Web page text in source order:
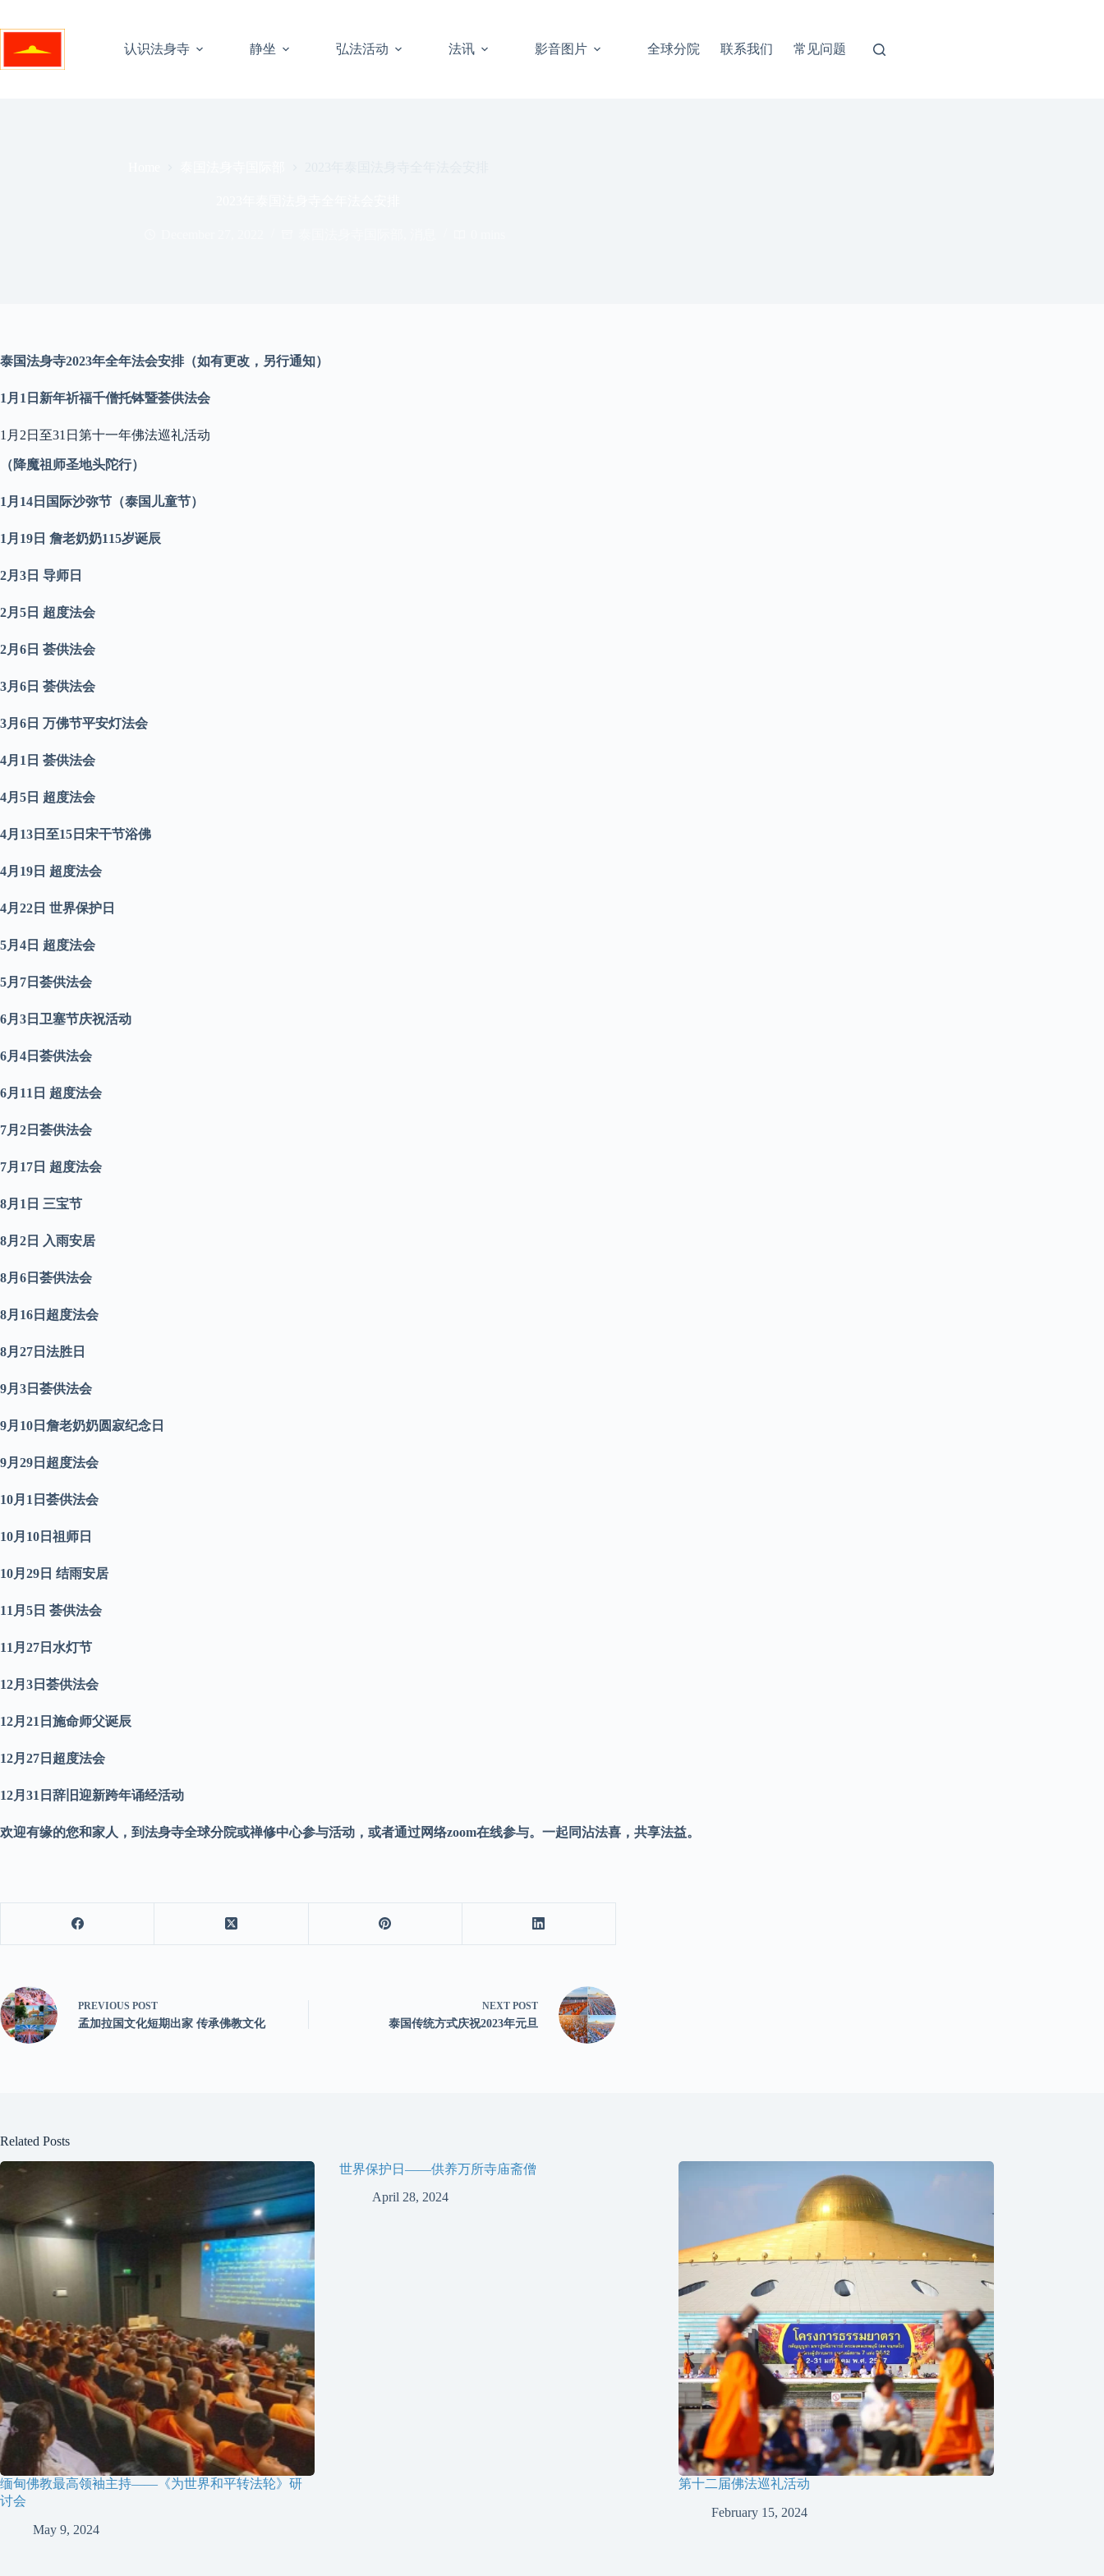
content
认识法身寺
静坐 弘法活动 法讯 影音图片 全球分院 联系我们 常见问题
泰国法身寺2023年全年法会安排（如有更改，另行通知）
1 月 1 日新年祈福千僧托钵暨荟供法会
1月2日至31日第十一年佛法巡礼活动
（降魔祖师圣地头陀行）
1 月 14 日国际沙弥节 （泰国儿童节）
1 月 19 日 詹老奶奶115岁诞辰
2月 3 日 导师日
2月 5 日 超度法会
2月 6 日 荟供法会
3月 6 日 荟供法会
3月 6 日 万佛节平安灯法会
4月 1 日 荟供法会
4月 5 日 超度法会
4月 13 日至15 日宋干节浴佛
4月 19 日 超度法会
4月 22 日 世界保护日
5月 4 日 超度法会
5月 7 日 荟供法会
6月 3 日卫塞节庆祝活动
6月 4 日 荟供法会
6月 11 日 超度法会
7月 2 日 荟供法会
7月 17 日 超度法会
8月 1 日 三宝节
8月 2 日 入雨安居
8月 6 日荟供法会
8月 16 日 超度法会
8月 27 日法胜日
9月 3 日荟供法会
9月 10 日詹老奶奶圆寂纪念日
9月 29 日 超度法会
10月 1 日荟供法会
10月 10 日祖师日
10月29日 结雨安居
11 月 5 日 荟供法会
11 月 27 日水灯节
12月 3 日 荟供法会
12月21日施命师父诞辰
12月 27 日 超度法会
12月 31 日 辞 旧迎新跨年诵经活动
欢迎有缘的您和家人，到法身寺全球分院或禅修中心参与活动，或者通过网络zoom在线参与。一起同沾法喜，共享法益。
PREVIOUS POST
孟加拉国文化短期出家 传承佛教文化
NEXT POST
泰国传统方式庆祝2023年元旦
Related Posts
缅甸佛教最高领袖主持——《为世界和平转法轮》研
讨会
May 9, 2024
世界保护日——供养万所寺庙斋僧
April 28, 2024
第十二届佛法巡礼活动
February 15, 2024